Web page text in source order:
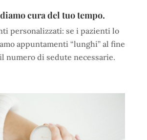
cura del tuo tempo.
personalizzati: se i pazienti lo
appuntamenti “lunghi” al fine
numero di sedute necessarie.